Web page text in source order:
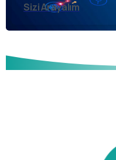
Sizi Arayalım